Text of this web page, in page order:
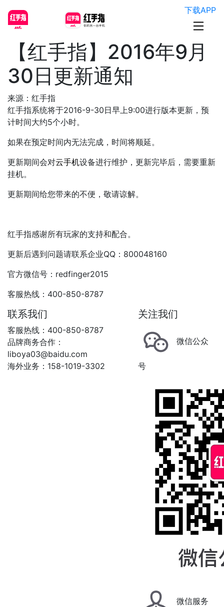
下载APP
【红手指】2016年9月
30日更新通知
来源：红手指
红手指系统将于2016-9-30日早上9:00进行版本更新，预
计时间大约5个小时。
如果在预定时间内无法完成，时间将顺延。
更新期间会对云手机设备进行维护，更新完毕后，需要重新
挂机。
更新期间给您带来的不便，敬请谅解。
红手指感谢所有玩家的支持和配合。
更新后遇到问题请联系企业QQ：800048160
官方微信号：redfinger2015
客服热线：400-850-8787
联系我们
客服热线：400-850-8787
品牌商务合作：
liboya03@baidu.com
海外业务：158-1019-3302
关注我们
微信公众
号
微信服务